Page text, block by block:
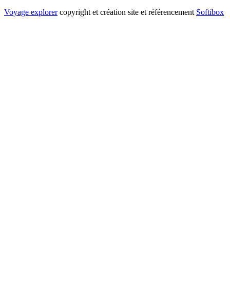
Voyage explorer copyright et création site et référencement Softibox